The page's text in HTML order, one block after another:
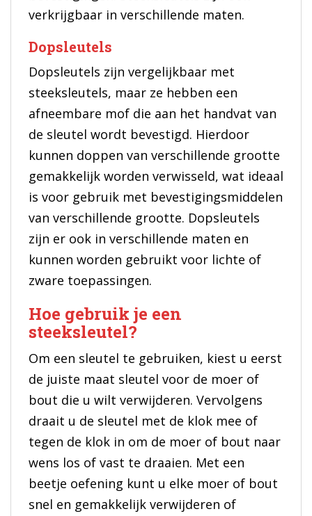
verkrijgbaar in verschillende maten.
Dopsleutels
Dopsleutels zijn vergelijkbaar met
steeksleutels, maar ze hebben een
afneembare mof die aan het handvat van
de sleutel wordt bevestigd. Hierdoor
kunnen doppen van verschillende grootte
gemakkelijk worden verwisseld, wat ideaal
is voor gebruik met bevestigingsmiddelen
van verschillende grootte. Dopsleutels
zijn er ook in verschillende maten en
kunnen worden gebruikt voor lichte of
zware toepassingen.
Hoe gebruik je een
steeksleutel?
Om een sleutel te gebruiken, kiest u eerst
de juiste maat sleutel voor de moer of
bout die u wilt verwijderen. Vervolgens
draait u de sleutel met de klok mee of
tegen de klok in om de moer of bout naar
wens los of vast te draaien. Met een
beetje oefening kunt u elke moer of bout
snel en gemakkelijk verwijderen of